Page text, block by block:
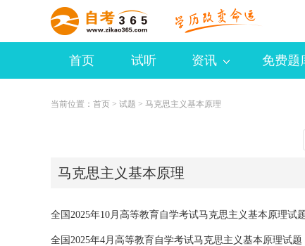
首页 试听 资讯 免费题
当前位置： 首页 > 试题 > 马克思主义基本原理
马克思主义基本原理
全国2025年10月高等教育自学考试马克思主义基本原理试
全国2025年4月高等教育自学考试马克思主义基本原理试题